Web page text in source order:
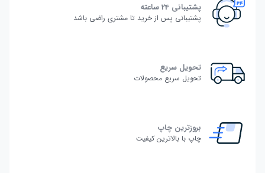
پشتیبانی 24 ساعته
پشتیبانی پس از خرید تا مشتری راضی باشد
تحویل سریع
تحویل سریع محصولات
بروزترین چاپ
چاپ با بالاترین کیفیت